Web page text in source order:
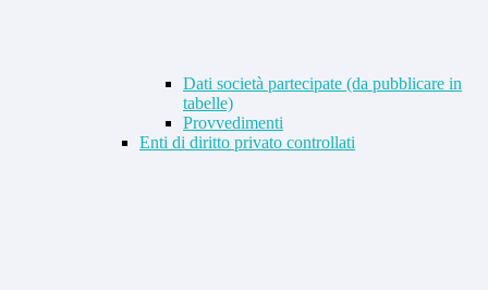
Dati società partecipate (da pubblicare in
tabelle)
Provvedimenti
Enti di diritto privato controllati